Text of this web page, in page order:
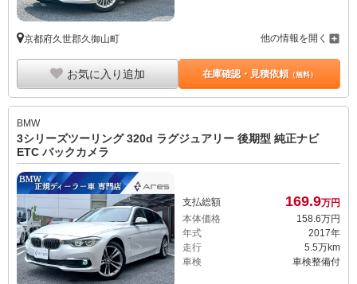
京都府久世郡久御山町 他の情報を開く
お気に入り追加 在庫確認・見積依頼（無料）
BMW
3シリーズツーリング 320d ラグジュアリー 後期型 純正ナビ
ETC バックカメラ
支払総額 169.9万円
本体価格
158. 6万円
年式
2017年
走行
5.5万km
車検
車検整備付